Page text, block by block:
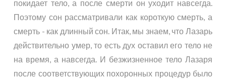
покидает тело, а после смерти он уходит навсегда.
Поэтому сон рассматривали как короткую смерть, а
смерть - как длинный сон. Итак, мы знаем, что Лазарь
действительно умер, то есть дух оставил его тело не
на время, а навсегда. И безжизненное тело Лазаря
после соответствующих похоронных процедур было